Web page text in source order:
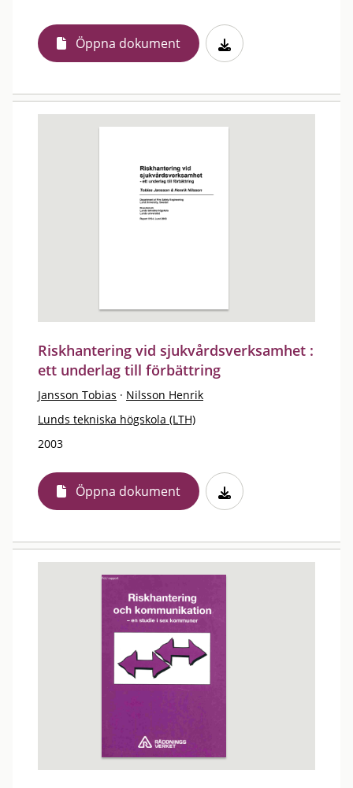
Öppna dokument
Riskhantering vid sjukvårdsverksamhet :
ett underlag till förbättring
Jansson Tobias · Nilsson Henrik
Lunds tekniska högskola (LTH)
2003
Öppna dokument